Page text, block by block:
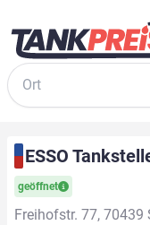
Suche
ESSO
geöffnet
Freihofstr. 77, 70439